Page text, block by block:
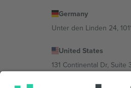
Germany
Unter den Linden 24,
United States
131 Continental Dr,